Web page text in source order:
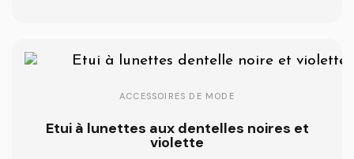
ACCESSOIRES DE MODE
Etui à lunettes aux dentelles noires et
violette